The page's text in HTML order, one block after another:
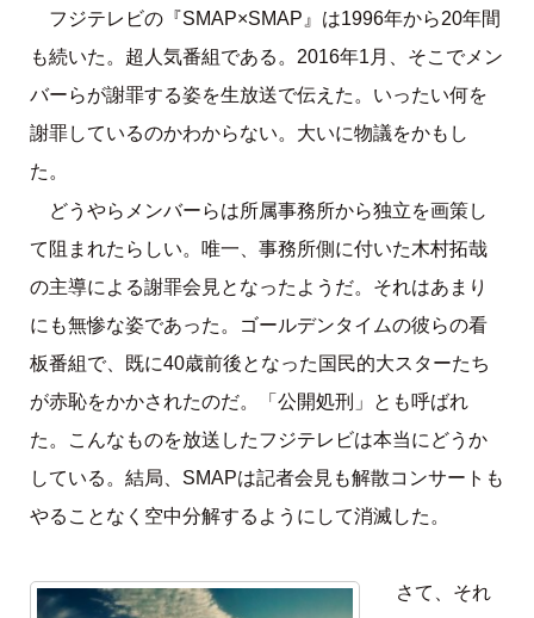
フジテレビの『SMAP×SMAP』は1996年から20年間
も続いた。超人気番組である。2016年1月、そこでメン
バーらが謝罪する姿を生放送で伝えた。いったい何を
謝罪しているのかわからない。大いに物議をかもし
た。
どうやらメンバーらは所属事務所から独立を画策し
て阻まれたらしい。唯一、事務所側に付いた木村拓哉
の主導による謝罪会見となったようだ。それはあまり
にも無惨な姿であった。ゴールデンタイムの彼らの看
板番組で、既に40歳前後となった国民的大スターたち
が赤恥をかかされたのだ。「公開処刑」とも呼ばれ
た。こんなものを放送したフジテレビは本当にどうか
している。結局、SMAPは記者会見も解散コンサートも
やることなく空中分解するようにして消滅した。
さて、それ